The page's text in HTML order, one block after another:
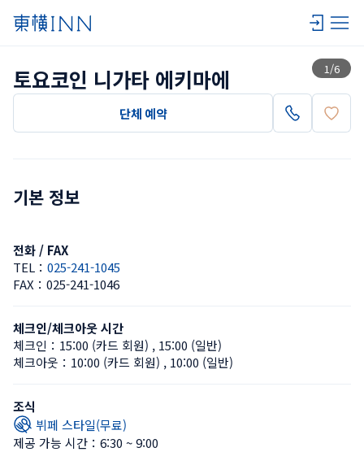
1 /6
목록 보기
토요코인 니가타 에키마에
단체 예약
기본 정보
전화 / FAX
TEL： 025-241-1045
FAX： 025-241-1046
체크인/체크아웃 시간
체크인： 15:00 (카드 회원) , 15:00 (일반)
체크아웃： 10:00 (카드 회원) , 10:00 (일반)
조식
뷔페 스타일(무료)
제공 가능 시간：6:30 ~ 9:00